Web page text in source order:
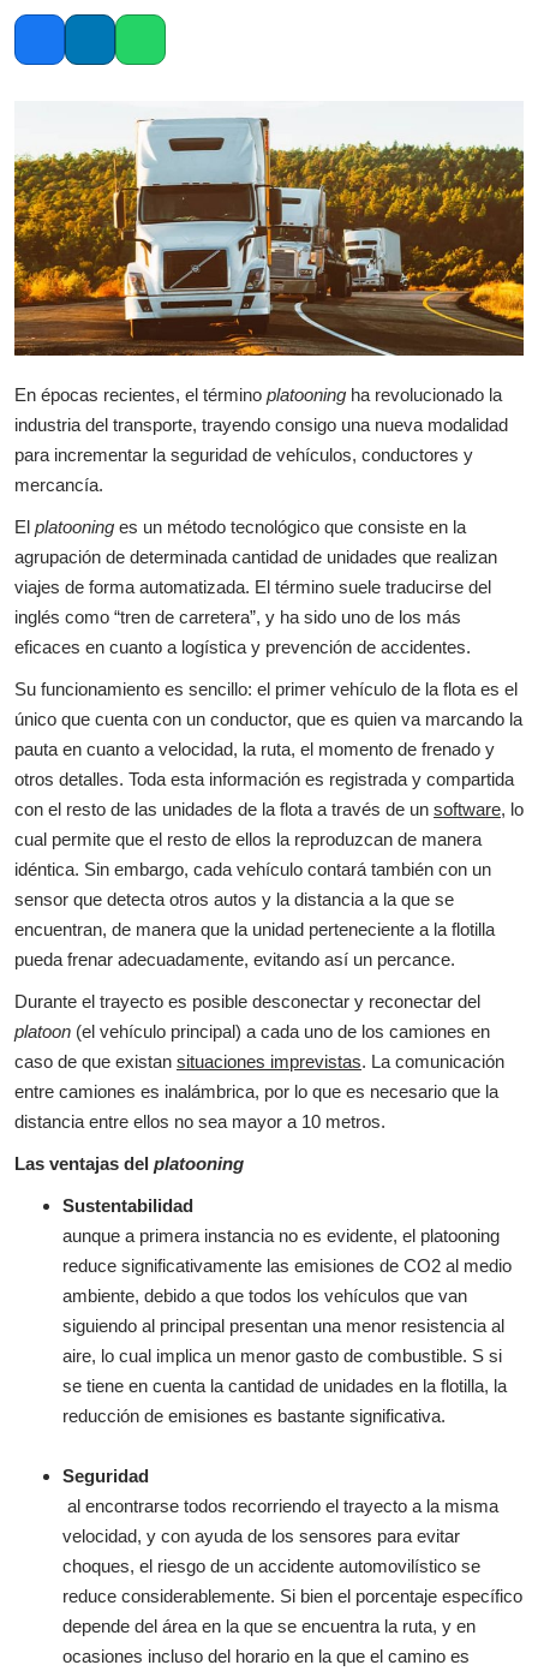
FacebookLinkedInWhatsapp
En épocas recientes, el término platooning ha revolucionado la
industria del transporte, trayendo consigo una nueva modalidad
para incrementar la seguridad de vehículos, conductores y
mercancía.
El platooning es un método tecnológico que consiste en la
agrupación de determinada cantidad de unidades que realizan
viajes de forma automatizada. El término suele traducirse del
inglés como “tren de carretera”, y ha sido uno de los más
eficaces en cuanto a logística y prevención de accidentes.
Su funcionamiento es sencillo: el primer vehículo de la flota es el
único que cuenta con un conductor, que es quien va marcando la
pauta en cuanto a velocidad, la ruta, el momento de frenado y
otros detalles. Toda esta información es registrada y compartida
con el resto de las unidades de la flota a través de un software, lo
cual permite que el resto de ellos la reproduzcan de manera
idéntica. Sin embargo, cada vehículo contará también con un
sensor que detecta otros autos y la distancia a la que se
encuentran, de manera que la unidad perteneciente a la flotilla
pueda frenar adecuadamente, evitando así un percance.
Durante el trayecto es posible desconectar y reconectar del
platoon (el vehículo principal) a cada uno de los camiones en
caso de que existan situaciones imprevistas. La comunicación
entre camiones es inalámbrica, por lo que es necesario que la
distancia entre ellos no sea mayor a 10 metros.
Las ventajas del platooning
Sustentabilidad
aunque a primera instancia no es evidente, el platooning
reduce significativamente las emisiones de CO2 al medio
ambiente, debido a que todos los vehículos que van
siguiendo al principal presentan una menor resistencia al
aire, lo cual implica un menor gasto de combustible. S si
se tiene en cuenta la cantidad de unidades en la flotilla, la
reducción de emisiones es bastante significativa.
Seguridad
al encontrarse todos recorriendo el trayecto a la misma
velocidad, y con ayuda de los sensores para evitar
choques, el riesgo de un accidente automovilístico se
reduce considerablemente. Si bien el porcentaje específico
depende del área en la que se encuentra la ruta, y en
ocasiones incluso del horario en la que el camino es